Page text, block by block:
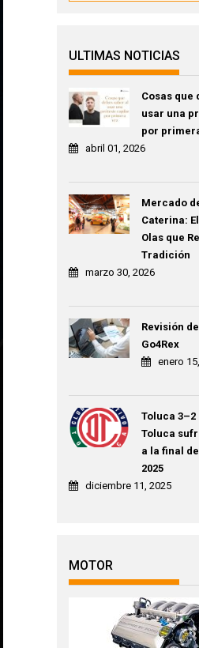
ULTIMAS NOTICIAS
Cosas que
usar una
por
abril 01, 2026
Mercado
Caterina:
Olas que
Tradición
marzo 30, 2026
Revisión
Go4Rex
enero
Toluca
Toluca
a la final
2025
diciembre 11, 2025
MOTOR